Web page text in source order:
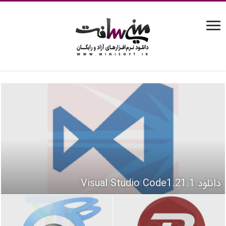
آنتی‌ویروس رایگان immunet
دانلود Visual Studio Code1.21.1